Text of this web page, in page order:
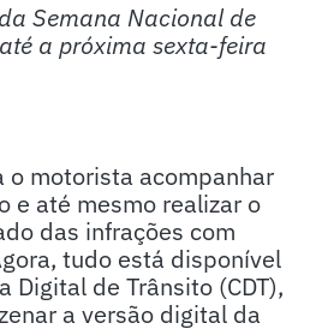
Semana Nacional de
a próxima sexta-feira
o motorista acompanhar
e até mesmo realizar o
das infrações com
tudo está disponível
Digital de Trânsito (CDT),
a versão digital da